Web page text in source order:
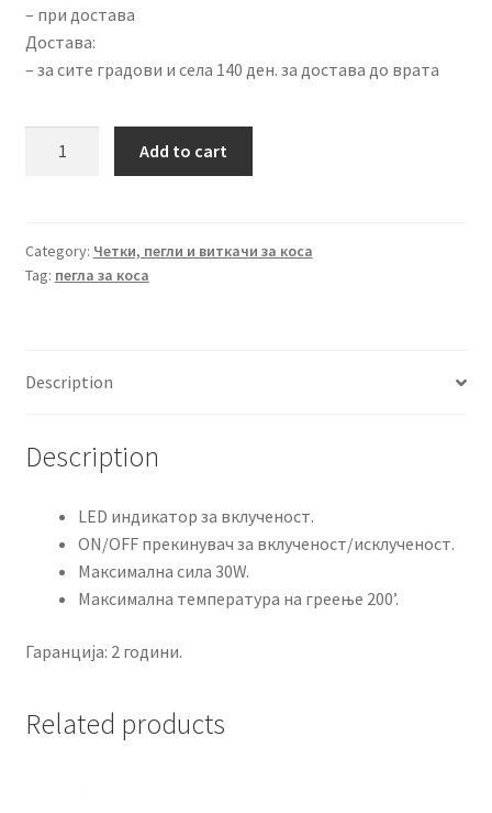
– при достава
Достава:
– за сите градови и села 140 ден. за достава до врата
Colossus
CSS-
Add to cart
Category: Четки, пегли и виткачи за коса
Tag: пегла за коса
Description
Description
​LED индикатор за вклученост.
ON/OFF прекинувач за вклученост/исклученост.
Максимална сила 30W.
Максимална температура на греење 200’.
Гаранција: 2 години.
Related products